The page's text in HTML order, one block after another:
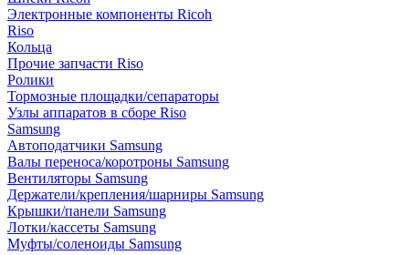
Электронные компоненты Ricoh
Riso
Кольца
Прочие запчасти Riso
Ролики
Тормозные площадки/сепараторы
Узлы аппаратов в сборе Riso
Samsung
Автоподатчики Samsung
Валы переноса/коротроны Samsung
Вентиляторы Samsung
Держатели/крепления/шарниры Samsung
Крышки/панели Samsung
Лотки/кассеты Samsung
Муфты/соленоиды Samsung